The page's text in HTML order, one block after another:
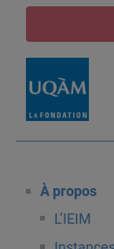
À propos
L’IEIM